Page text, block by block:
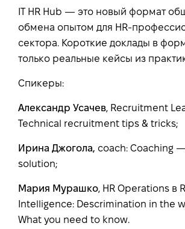
IT HR Hub — это новый формат
обмена опытом для HR-
сектора. Короткие доклады в
только реальные кейсы из
Спикеры:
Александр Усачев, Recruitment
Technical recruitment tips & tricks;
Ирина Джогола, coach: Coaching
solution;
Мария Мурашко, HR Operations в
Intelligence: Descrimination in the
What you need to know.